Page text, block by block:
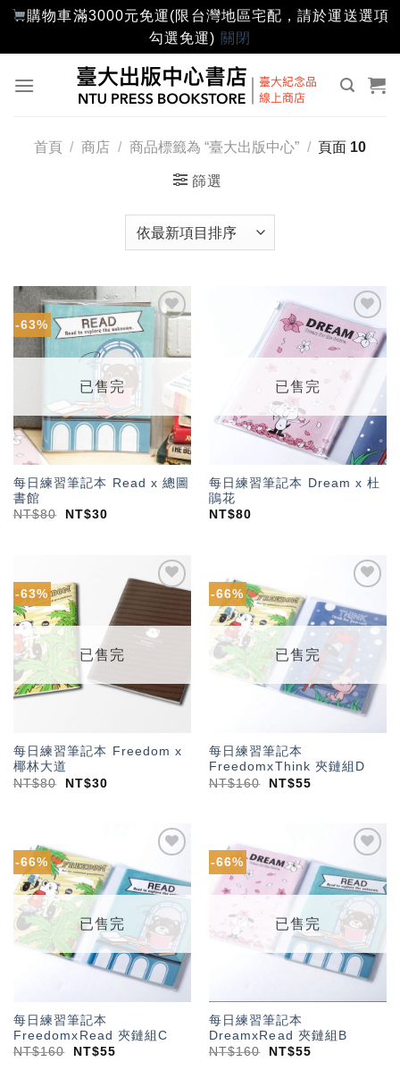
購物車滿3000元免運(限台灣地區宅配，請於運送選項
勾選免運) 關閉
首頁 / 商店 / 商品標籤為 “臺大出版中心” / 頁面 10
篩選
-63%
「願
望輕
已售完
每日練習筆記本 Read x 總圖
書館
NT$80 NT$30
加入
「願
望輕
已售完
每日練習筆記本 Dream x 杜
鵑花
NT$80
-63%
望輕
已售完
每日練習筆記本 Freedom x
椰林大道
NT$80 NT$30
-66%
「願
望輕
已售完
每日練習筆記本
FreedomxThink 夾鏈組D
NT$160 NT$55
-66%
「願
望輕
已售完
每日練習筆記本
FreedomxRead 夾鏈組C
NT$160 NT$55
-66%
加入
「願
望輕
已售完
每日練習筆記本
DreamxRead 夾鏈組B
NT$160 NT$55